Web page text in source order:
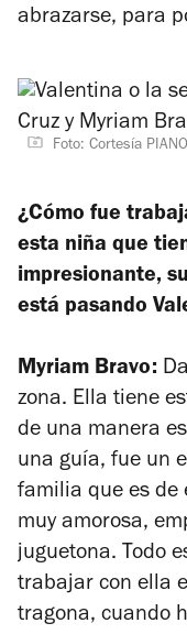
abrazarse, para
Foto: Cortesía PIANO
¿Cómo fue
esta niña que
impresionante,
está pasando
Myriam Bravo:
zona. Ella tiene
de una manera
una guía, fue un
familia que es de
muy amorosa,
juguetona. Todo
trabajar con ella
tragona, cuando